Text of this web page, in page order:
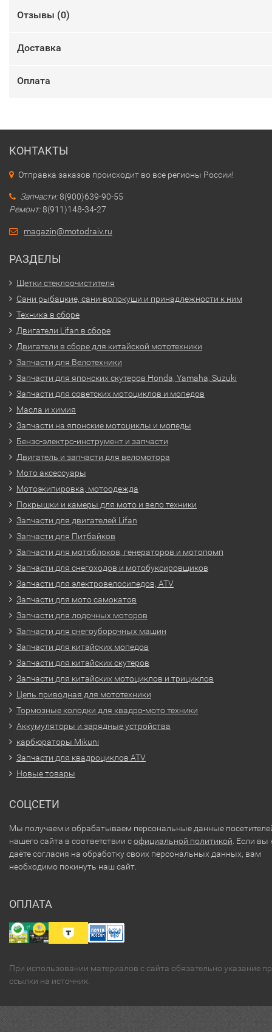
Отзывы (0)
Доставка
Оплата
КОНТАКТЫ
Отправка заказов происходит во все регионы России!
Запчасти:8(900)639-90-55
Ремонт:8(911)148-34-27
magazin@motodraiv.ru
РАЗДЕЛЫ
Щетки стеклоочистителя
Сани рыбацкие, сани-волокуши и принадлежности к ним
Техника в сборе
Двигатели Lifan в сборе
Двигатели в сборе для китайской мототехники
Запчасти для Велотехники
Запчасти для японских скутеров Honda, Yamaha, Suzuki
Запчасти для советских мотоциклов и мопедов
Масла и химия
Запчасти на японские мотоциклы и мопеды
Бензо-электро-инструмент и запчасти
Двигатель и запчасти для веломотора
Мото аксессуары
Мотоэкипировка, мотоодежда
Покрышки и камеры для мото и вело техники
Запчасти для двигателей Lifan
Запчасти для Питбайков
Запчасти для мотоблоков, генераторов и мотопомп
Запчасти для снегоходов и мотобуксировщиков
Запчасти для электровелосипедов, ATV
Запчасти для мото самокатов
Запчасти для лодочных моторов
Запчасти для снегоуборочных машин
Запчасти для китайских мопедов
Запчасти для китайских скутеров
Запчасти для китайских мотоциклов и трициклов
Цепь приводная для мототехники
Тормозные колодки для квадро-мото техники
Аккумуляторы и зарядные устройства
карбюраторы Mikuni
Запчасти для квадроциклов ATV
Новые товары
СОЦСЕТИ
Мы получаем и обрабатываем персональные данные
нашего сайта в соответствии софициальной политикой. Если вы
даёте согласия на обработку своих персональных данных, вам
необходимо покинуть наш сайт.
ОПЛАТА
При использовании материалов с сайта обязательно указание
ссылки на источник.